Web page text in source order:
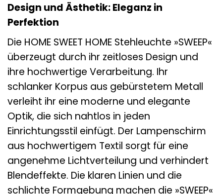
Design und Ästhetik: Eleganz in
Perfektion
Die HOME SWEET HOME Stehleuchte »SWEEP«
überzeugt durch ihr zeitloses Design und
ihre hochwertige Verarbeitung. Ihr
schlanker Korpus aus gebürstetem Metall
verleiht ihr eine moderne und elegante
Optik, die sich nahtlos in jeden
Einrichtungsstil einfügt. Der Lampenschirm
aus hochwertigem Textil sorgt für eine
angenehme Lichtverteilung und verhindert
Blendeffekte. Die klaren Linien und die
schlichte Formgebung machen die »SWEEP«